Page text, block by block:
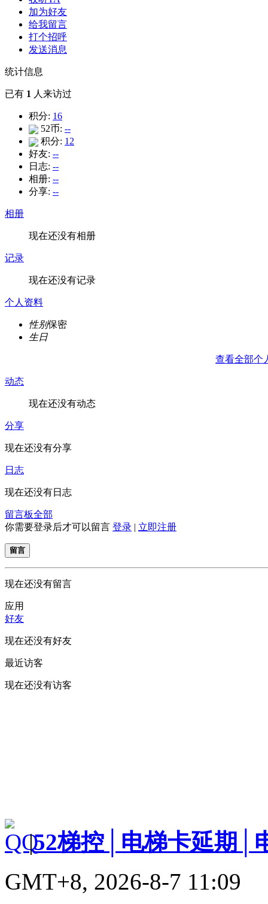
加为好友
给我留言
打个招呼
发送消息
统计信息
已有 1 人来访过
积分: 16
52币: --
积分: 12
好友: --
日志: --
相册: --
分享: --
相册
现在还没有相册
记录
现在还没有记录
个人资料
性别保密
生日
查看全部个
动态
现在还没有动态
分享
现在还没有分享
日志
现在还没有日志
留言板全部
你需要登录后才可以留言 登录 | 立即注册
留言
现在还没有留言
应用
好友
现在还没有好友
最近访客
现在还没有访客
|52梯控│电梯卡延期│
GMT+8, 2026-8-7 11:09